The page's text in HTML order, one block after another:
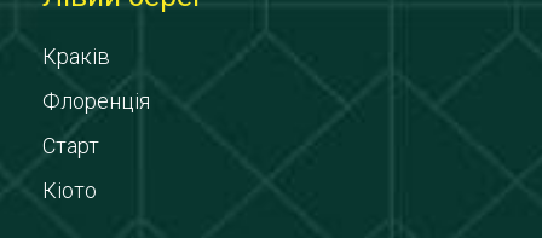
Краків
Флоренція
Старт
Кіото